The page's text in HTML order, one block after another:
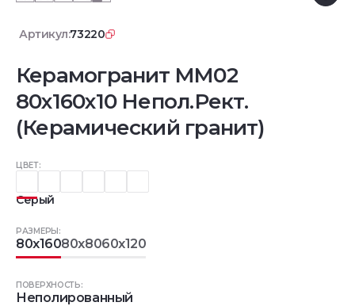
Артикул:73220
Керамогранит MM02
80x160x10 Непол.Рект.
(Керамический гранит)
ЦВЕТ:
Серый
РАЗМЕРЫ:
80x16080x8060x120
ПОВЕРХНОСТЬ:
Неполированный